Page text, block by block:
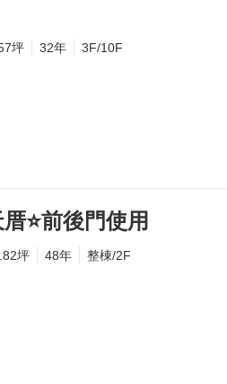
坪 32年 3F/10F
⭐前後門使用
坪 48年 整棟/2F